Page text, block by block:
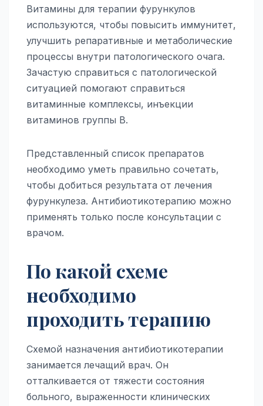
Витамины для терапии фурункулов
используются, чтобы повысить иммунитет,
улучшить репаративные и метаболические
процессы внутри патологического очага.
Зачастую справиться с патологической
ситуацией помогают справиться
витаминные комплексы, инъекции
витаминов группы В.
Представленный список препаратов
необходимо уметь правильно сочетать,
чтобы добиться результата от лечения
фурункулеза. Антибиотикотерапию можно
применять только после консультации с
врачом.
По какой схеме
необходимо
проходить терапию
Схемой назначения антибиотикотерапии
занимается лечащий врач. Он
отталкивается от тяжести состояния
больного, выраженности клинических